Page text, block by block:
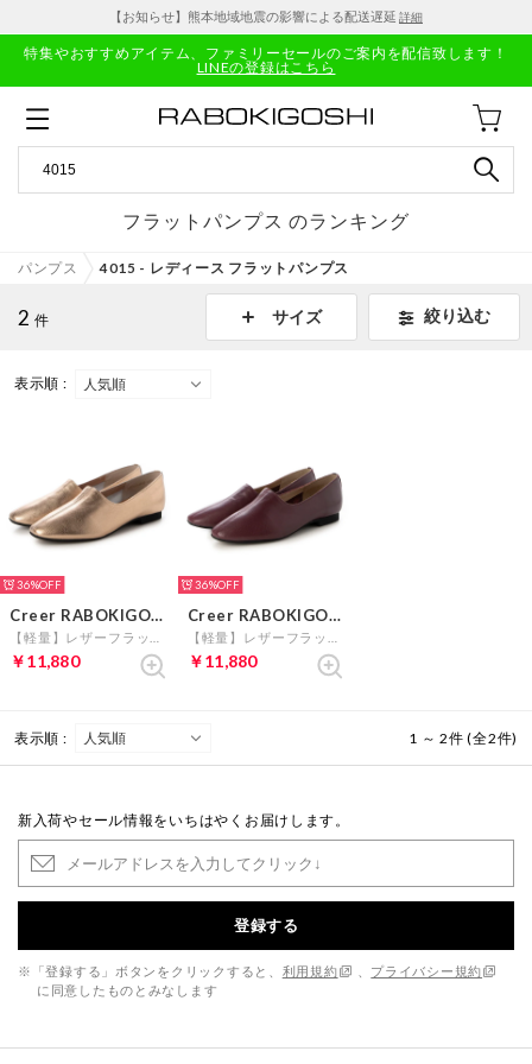
【お知らせ】熊本地域地震の影響による配送遅延 詳細
特集やおすすめアイテム、ファミリーセールのご案内を配信致します！
LINEの登録はこちら
フラットパンプス のランキング
パンプス 4015 - レディース フラットパンプス
2 件 サイズ 絞り込む
表示順 :
36%
Creer RABOKIGOSHI
￥11,880
36%
Creer RABOKIGOSHI
￥11,880
表示順 : 1 ～ 2件 (全2件)
新入荷やセール情報をいちはやくお届けします。
登録する
※「登録する」ボタンをクリックすると、 利用規約
プライバシー規約
に同意したものとみなします